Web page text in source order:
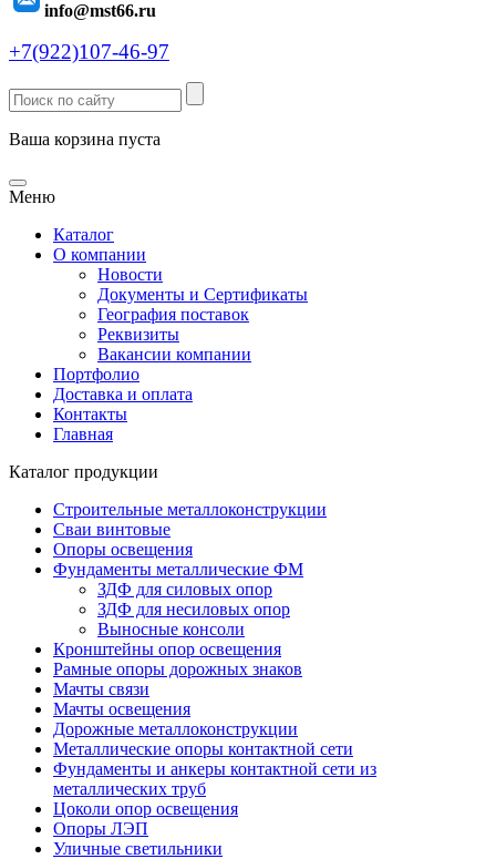
info@mst66.ru
+7(922)107-46-97
Ваша корзина пуста
Меню
Каталог
О компании
Новости
Документы и Сертификаты
География поставок
Реквизиты
Вакансии компании
Портфолио
Доставка и оплата
Контакты
Главная
Каталог продукции
Строительные металлоконструкции
Сваи винтовые
Опоры освещения
Фундаменты металлические ФМ
ЗДФ для силовых опор
ЗДФ для несиловых опор
Выносные консоли
Кронштейны опор освещения
Рамные опоры дорожных знаков
Мачты связи
Мачты освещения
Дорожные металлоконструкции
Металлические опоры контактной сети
Фундаменты и анкеры контактной сети из
металлических труб
Цоколи опор освещения
Опоры ЛЭП
Уличные светильники